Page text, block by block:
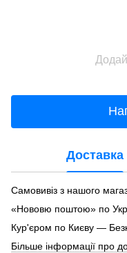
Доставка
Самовивіз з нашого
«Нововю поштою» по
Кур'єром по Києву —
Більше інформації про